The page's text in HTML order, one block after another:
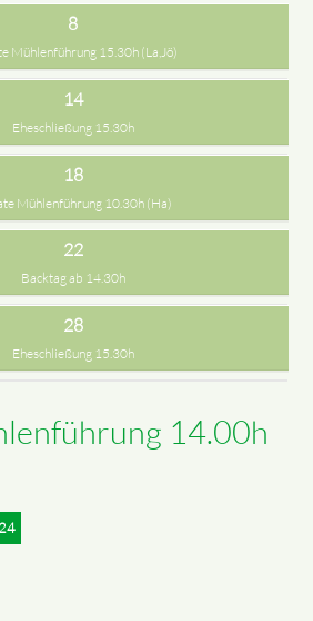
8
Mühlenführung 15.30h (La,Jö)
14
Eheschließung 15.30h
18
Mühlenführung 10.30h (Ha)
22
Backtag ab 14.30h
28
Eheschließung 15.30h
14.00h